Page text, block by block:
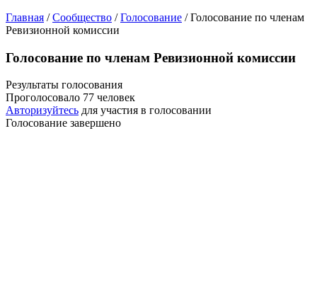
Главная / Сообщество / Голосование / Голосование по членам
Ревизионной комиссии
Голосование по членам Ревизионной комиссии
Результаты голосования
Проголосовало 77 человек
Авторизуйтесь для участия в голосовании
Голосование завершено